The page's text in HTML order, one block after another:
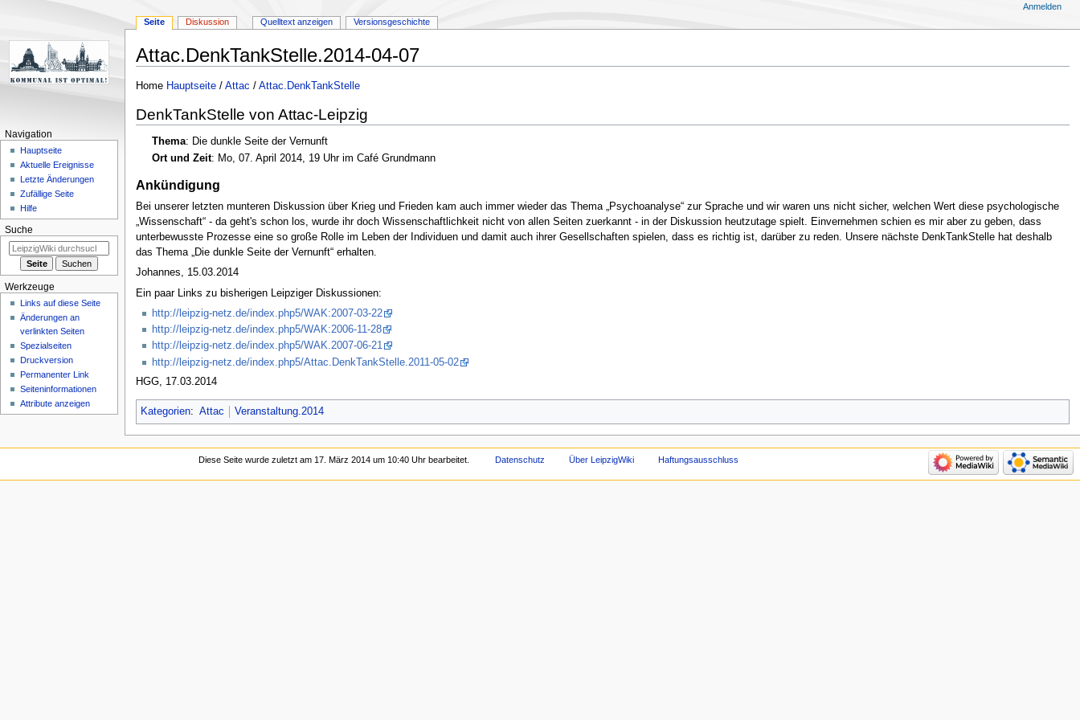
Attac.DenkTankStelle.2014-04-07
Zur
springen
Zur
springen
Home Hauptseite/ Attac / Attac.DenkTankStelle
DenkTankStelle von Attac-Leipzig
Thema: Die dunkle Seite der Vernunft
Ort und Zeit: Mo, 07. April 2014, 19 Uhr im Café Grundmann
Ankündigung
Bei unserer letzten munteren Diskussion über Krieg und Frieden kam auch immer wieder das Thema „Psychoanalyse“ zur Sprache und wir waren uns nicht sicher, welchen Wert diese psychologische
„Wissenschaft“ - da geht's schon los, wurde ihr doch Wissenschaftlichkeit nicht von allen Seiten zuerkannt - in der Diskussion heutzutage spielt. Einvernehmen schien es mir aber zu geben, dass
unterbewusste Prozesse eine so große Rolle im Leben der Individuen und damit auch ihrer Gesellschaften spielen, dass es richtig ist, darüber zu reden. Unsere nächste DenkTankStelle hat deshalb
das Thema „Die dunkle Seite der Vernunft“ erhalten.
Johannes, 15.03.2014
Ein paar Links zu bisherigen Leipziger Diskussionen:
http://leipzig-netz.de/index.php5/WAK:2007-03-22
http://leipzig-netz.de/index.php5/WAK:2006-11-28
http://leipzig-netz.de/index.php5/WAK.2007-06-21
http://leipzig-netz.de/index.php5/Attac.DenkTankStelle.2011-05-02
HGG, 17.03.2014
Kategorien: Attac Veranstaltung.2014
Seite Diskussion Quelltext anzeigen Versionsgeschichte
Anmelden
Navigation
Hauptseite
Aktuelle Ereignisse
Letzte Änderungen
Zufällige Seite
Hilfe
Suche
Werkzeuge
Links auf diese Seite
Änderungen an
verlinkten Seiten
Spezialseiten
Druckversion
Permanenter Link
Seiten­informationen
Attribute anzeigen
Diese Seite wurde zuletzt am 17. März 2014 um 10:40 Uhr bearbeitet. Datenschutz Über LeipzigWiki Haftungsausschluss